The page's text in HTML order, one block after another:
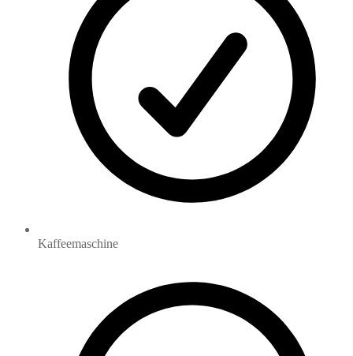
Kaffeemaschine